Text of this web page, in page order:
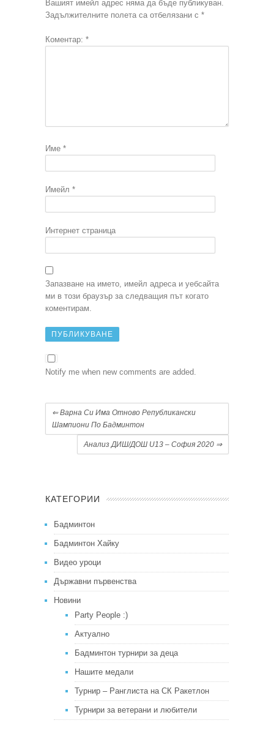
Вашият имейл адрес няма да бъде публикуван.
Задължителните полета са отбелязани с *
Коментар: *
Име *
Имейл *
Интернет страница
Запазване на името, имейл адреса и уебсайта
ми в този браузър за следващия път когато
коментирам.
Notify me when new comments are added.
⇐Варна Си Има Отново Републикански
Шампиони По Бадминтон
Анализ ДИШ/ДОШ U13 – София 2020 ⇒
КАТЕГОРИИ
Бадминтон
Бадминтон Хайку
Видео уроци
Държавни първенства
Новини
Party People :)
Актуално
Бадминтон турнири за деца
Нашите медали
Турнир – Ранглиста на СК Ракетлон
Турнири за ветерани и любители